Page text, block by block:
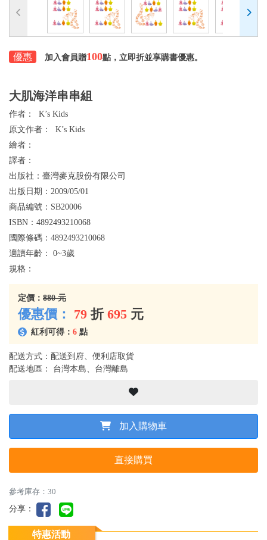
優惠 加入會員贈100點，立即折並享購書優惠。
大肌海洋串串組
作者：
K’s Kids
原文作者：
K’s Kids
繪者：
譯者：
出版社： 臺灣麥克股份有限公司
出版日期： 2009/05/01
商品編號： SB20006
ISBN： 4892493210068
國際條碼： 4892493210068
適讀年齡： 0~3歲
規格：
定價： 880 元
優惠價： 79 折 695 元
紅利可得： 6 點
配送方式：配送到府、便利店取貨
配送地區： 台灣本島、台灣離島
加入購物車
直接購買
參考庫存：30
分享：
特惠活動